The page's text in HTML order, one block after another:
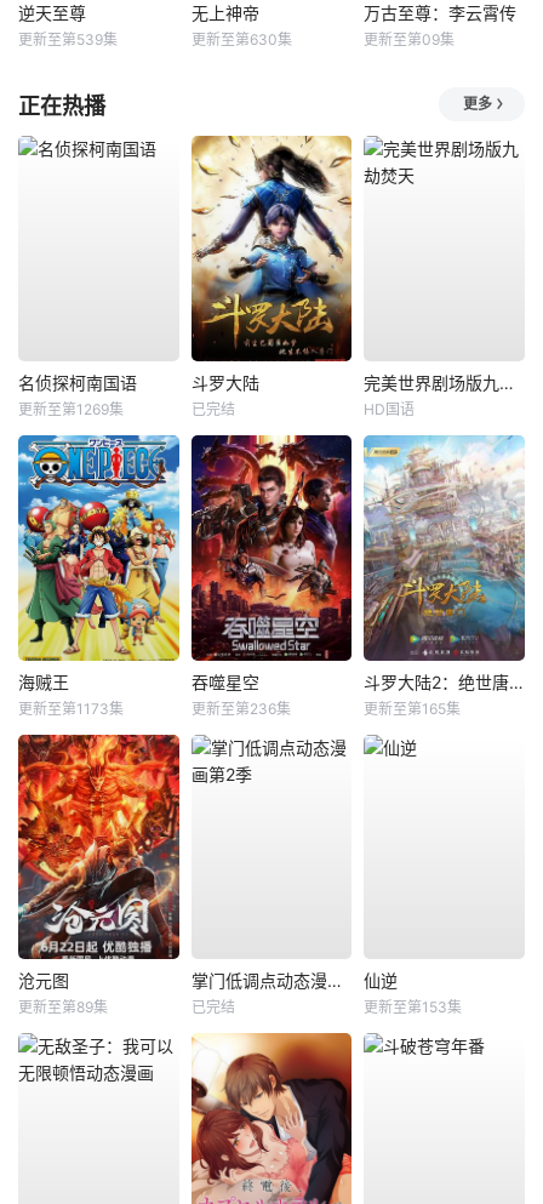
逆天至尊
更新至第539集
无上神帝
更新至第630集
万古至尊：李云霄传
更新至第09集
正在热播 更多
名侦探柯南国语
更新至第1269集
斗罗大陆
已完结
完美世界剧场版九劫焚天
HD国语
海贼王
更新至第1173集
吞噬星空
更新至第236集
斗罗大陆2：绝世唐门
更新至第165集
沧元图
更新至第89集
掌门低调点动态漫画第2季
已完结
仙逆
更新至第153集